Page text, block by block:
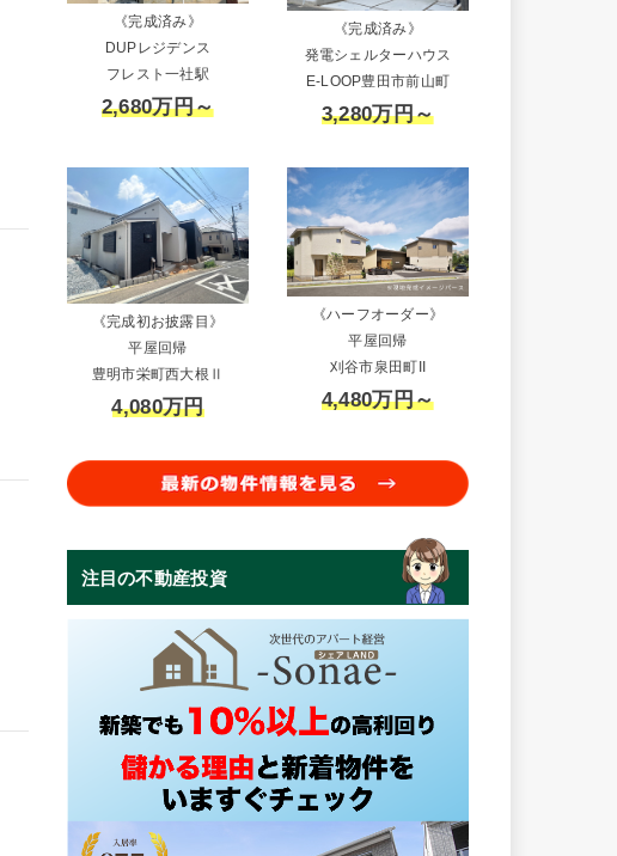
《完成済み》
DUPレジデンス
フレスト一社駅
2,680万円～
《完成済み》
発電シェルターハウス
E-LOOP豊田市前山町
3,280万円～
《完成初お披露目》
平屋回帰
豊明市栄町西大根Ⅱ
4,080万円
《ハーフオーダー》
平屋回帰
刈谷市泉田町II
4,480万円～
注目の不動産投資